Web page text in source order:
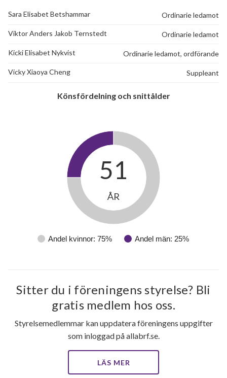
Sara Elisabet Betshammar Ordinarie ledamot
Viktor Anders Jakob Ternstedt Ordinarie ledamot
Kicki Elisabet Nykvist Ordinarie ledamot, ordförande
Vicky Xiaoya Cheng Suppleant
Könsfördelning och snittålder
Andel kvinnor: 75% Andel män: 25%
51
ÅR
Sitter du i föreningens styrelse? Bli
gratis medlem hos oss.
Styrelsemedlemmar kan uppdatera föreningens uppgifter
som inloggad på allabrf.se.
LÄS MER